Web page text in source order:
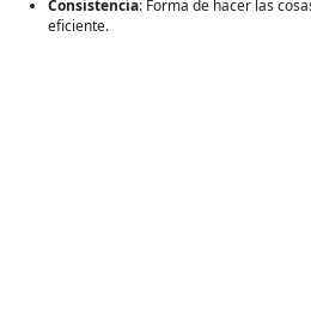
Consistencia: Forma de hacer las
eficiente.